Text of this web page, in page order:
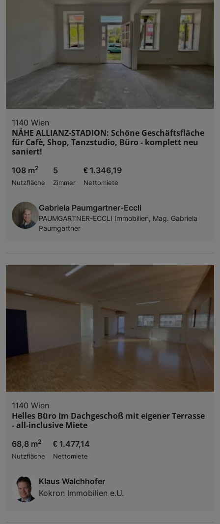
1140 Wien
NÄHE ALLIANZ-STADION: Schöne Geschäftsfläche
für Cafè, Shop, Tanzstudio, Büro - komplett neu
saniert!
108 m2
Nutzfläche
5
Zimmer
€ 1.346,19
Nettomiete
Gabriela Paumgartner-Eccli
PAUMGARTNER-ECCLI Immobilien, Mag. Gabriela
Paumgartner
1140 Wien
Helles Büro im Dachgeschoß mit eigener Terrasse
- all-inclusive Miete
68,8 m2
Nutzfläche
€ 1.477,14
Nettomiete
Klaus Walchhofer
Kokron Immobilien e.U.